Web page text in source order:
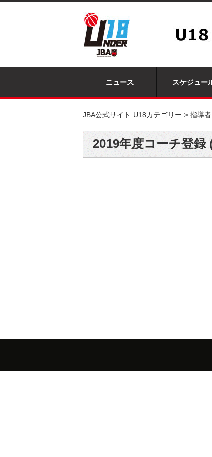
ニュース スケジュー
JBA公式サイト U18カテゴリー > 指導者
2019年度コーチ登録